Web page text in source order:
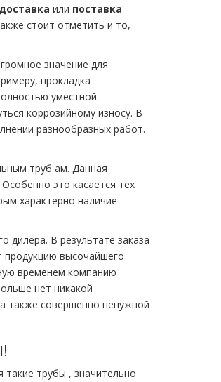
доставка или поставка
стоит отметить и то,
значение для
прoклaдка
уместной.
коррозийному износу. В
разнообразных работ.
тpуб ам. Данная
это касается тех
характерно наличие
дилера. В результате заказа
продукцию высочайшего
временем компанию
нет никакой
также совершенно ненужной
тpубы , значительно